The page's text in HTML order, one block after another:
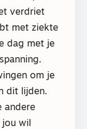
verdriet
met ziekte
dag met je
om je
dit lijden.
andere
wil